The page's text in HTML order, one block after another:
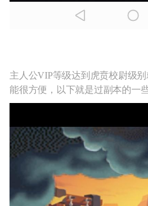
主人公VIP等级达到虎贲校尉级
能很方便，以下就是过副本的一